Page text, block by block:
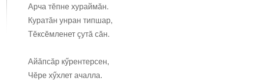
Арча тĕпне хураймăн.
Куратăн унран типшар,
Тĕксĕмленет çутă сăн.
Айăпсăр кӳрентерсен,
Чĕре хӳхлет ачалла.